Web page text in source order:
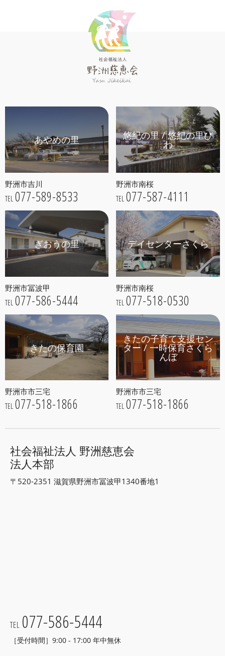
あやめの里
野洲市吉川
TEL 077-589-8533
悠紀の里 / 悠紀の里び
わ
野洲市南桜
TEL 077-587-4111
ぎおうの里
野洲市冨波甲
TEL 077-586-5444
デイセンターさくら
野洲市南桜
TEL 077-518-0530
きたの保育園
野洲市市三宅
TEL 077-518-1866
きたの子育て支援セン
ター / 一時保育さくら
んぼ
野洲市市三宅
TEL 077-518-1866
社会福祉法人 野洲慈恵会
法人本部
〒520-2351 滋賀県野洲市冨波甲1340番地1
TEL 077-586-5444
［受付時間］9:00 - 17:00 年中無休